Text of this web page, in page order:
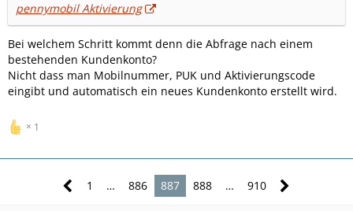
pennymobil Aktivierung
Bei welchem Schritt kommt denn die Abfrage nach einem
bestehenden Kundenkonto?
Nicht dass man Mobilnummer, PUK und Aktivierungscode
eingibt und automatisch ein neues Kundenkonto erstellt wird.
1
1 … 886 887 888 … 910